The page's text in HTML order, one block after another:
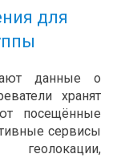
для
данные о
хранят
посещённые
сервисы